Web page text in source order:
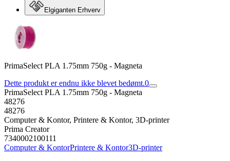
Elgiganten Erhverv
PrimaSelect PLA 1.75mm 750g - Magneta
Dette produkt er endnu ikke blevet bedømt.0
PrimaSelect PLA 1.75mm 750g - Magneta
48276
48276
Computer & Kontor, Printere & Kontor, 3D-printer
Prima Creator
7340002100111
Computer & KontorPrintere & Kontor3D-printer